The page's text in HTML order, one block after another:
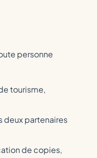
personne
tourisme,
deux partenaires
de copies,